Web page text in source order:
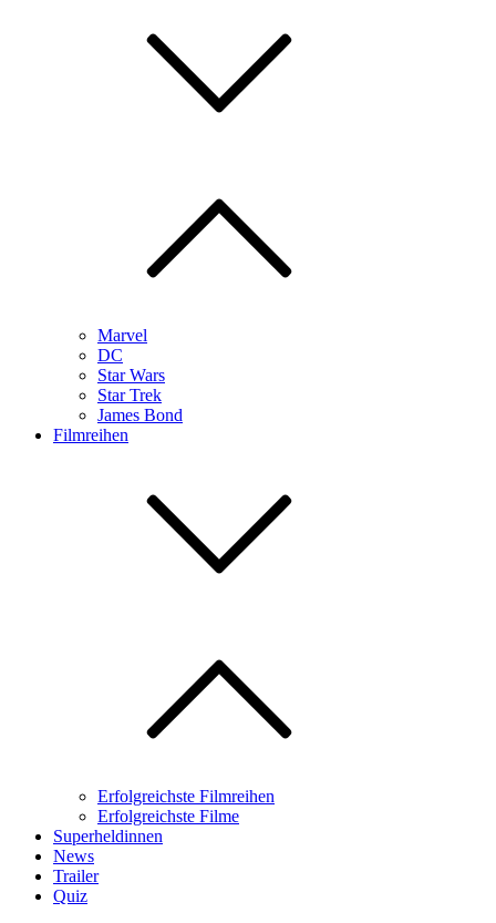
Marvel
DC
Star Wars
Star Trek
James Bond
Filmreihen
Erfolgreichste Filmreihen
Erfolgreichste Filme
Superheldinnen
News
Trailer
Quiz